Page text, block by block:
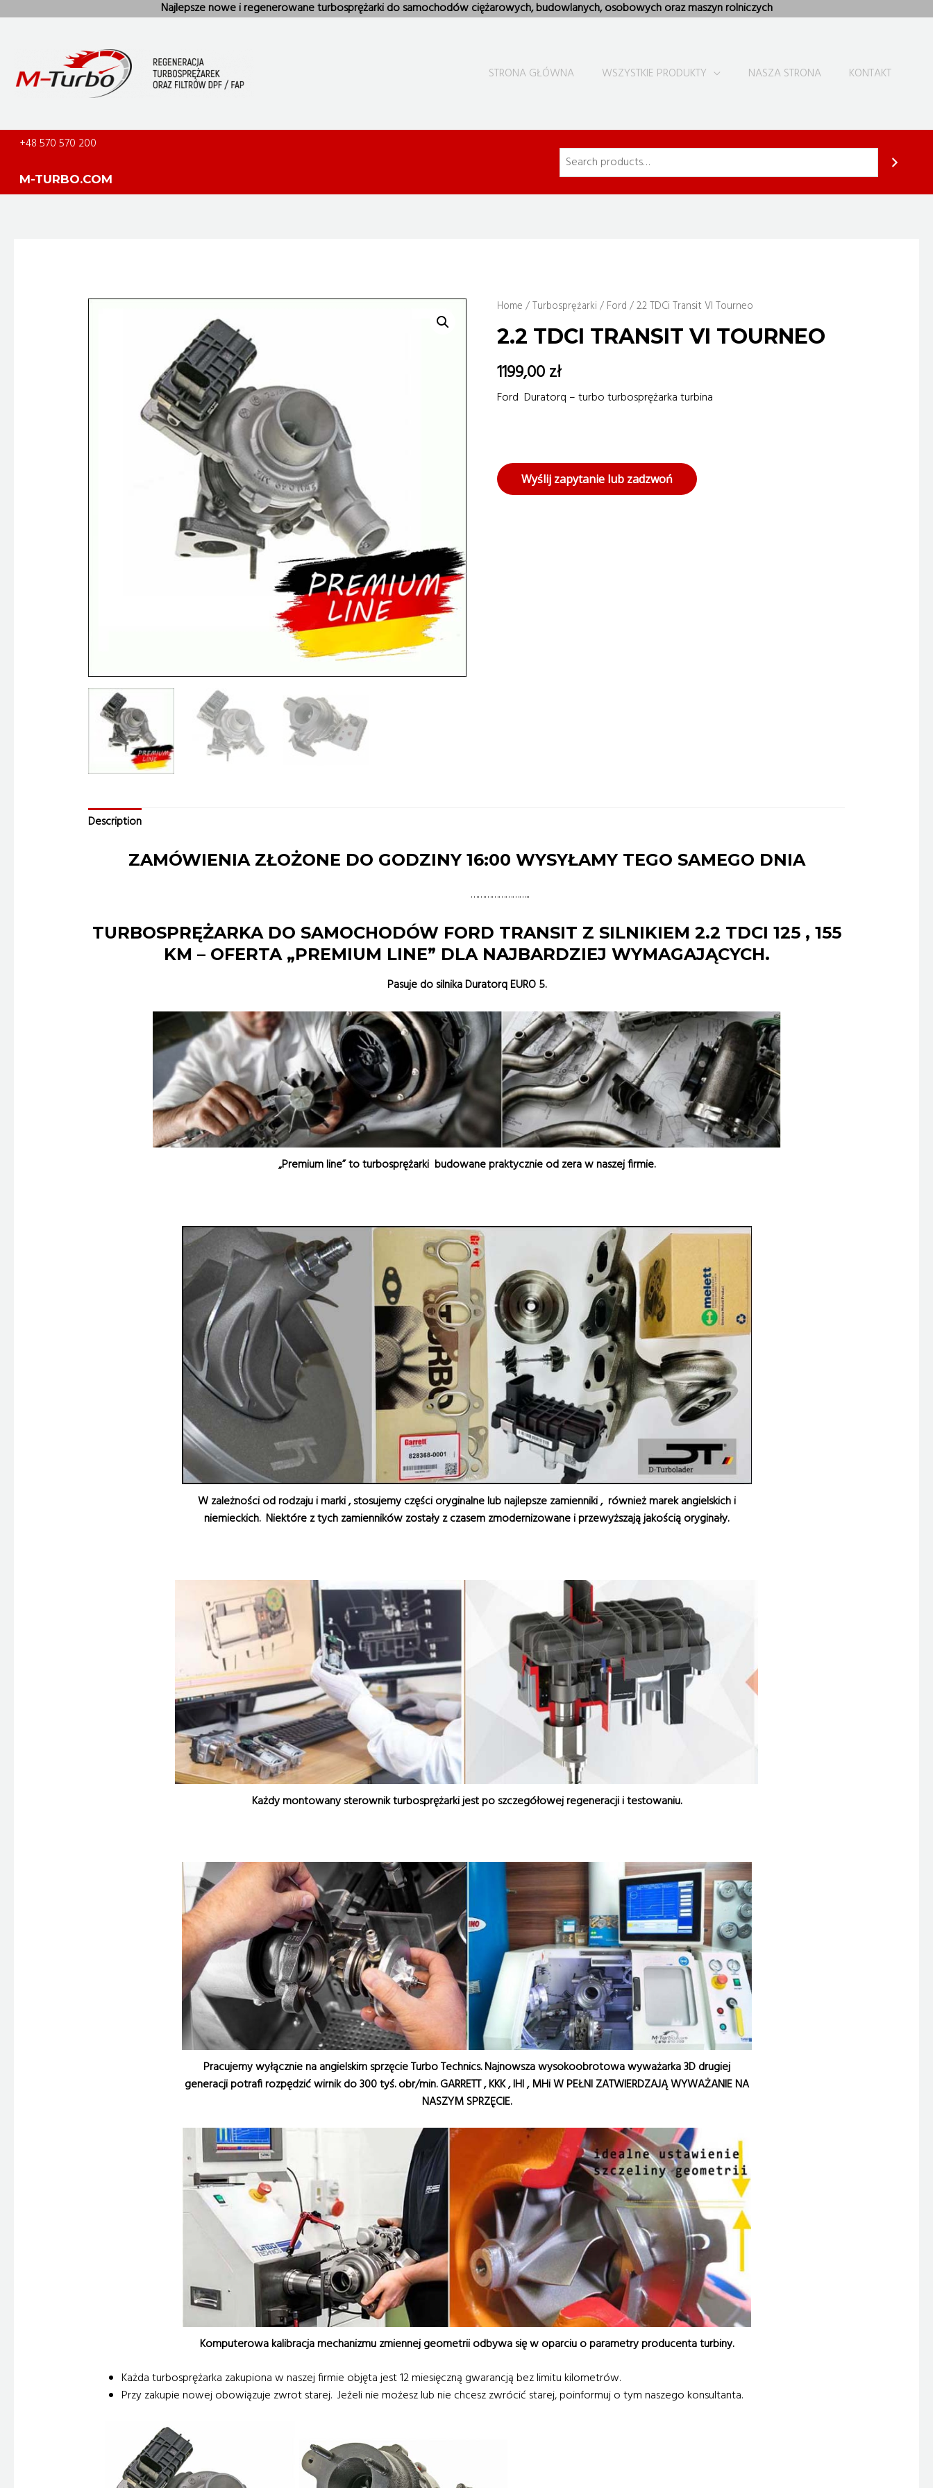
Najlepsze nowe i regenerowane turbosprężarki do samochodów ciężarowych, budowlanych, osobowych oraz maszyn rolniczych
STRONA GŁÓWNA WSZYSTKIE PRODUKTY NASZA STRONA KONTAKT
+48 570 570 200
M-TURBO.COM
Home /Turbosprężarki / Ford / 2.2 TDCi Transit VI Tourneo
2.2 TDCI TRANSIT VI TOURNEO
1199,00zł
Ford Duratorq – turbo turbosprężarka turbina
Wyślij zapytanie lub zadzwoń
Description
ZAMÓWIENIA ZŁOŻONE DO GODZINY 16:00 WYSYŁAMY TEGO SAMEGO DNIA
……………………..
TURBOSPRĘŻARKA DO SAMOCHODÓW FORD TRANSIT Z SILNIKIEM 2.2 TDCI 125 , 155
KM – OFERTA „PREMIUM LINE” DLA NAJBARDZIEJ WYMAGAJĄCYCH.
Pasuje do silnika Duratorq EURO 5.
„Premium line” to turbosprężarki budowane praktycznie od zera w naszej firmie.
W zależności od rodzaju i marki , stosujemy części oryginalne lub najlepsze zamienniki , również marek angielskich i
niemieckich. Niektóre z tych zamienników zostały z czasem zmodernizowane i przewyższają jakością oryginały.
Każdy montowany sterownik turbosprężarki jest po szczegółowej regeneracji i testowaniu.
Pracujemy wyłącznie na angielskim sprzęcie Turbo Technics. Najnowsza wysokoobrotowa wyważarka 3D drugiej
generacji potrafi rozpędzić wirnik do 300 tyś. obr/min. GARRETT , KKK , IHI , MHi W PEŁNI ZATWIERDZAJĄ WYWAŻANIE NA
NASZYM SPRZĘCIE.
Komputerowa kalibracja mechanizmu zmiennej geometrii odbywa się w oparciu o parametry producenta turbiny.
Każda turbosprężarka zakupiona w naszej firmie objęta jest 12 miesięczną gwarancją bez limitu kilometrów.
Przy zakupie nowej obowiązuje zwrot starej. Jeżeli nie możesz lub nie chcesz zwrócić starej, poinformuj o tym naszego konsultanta.